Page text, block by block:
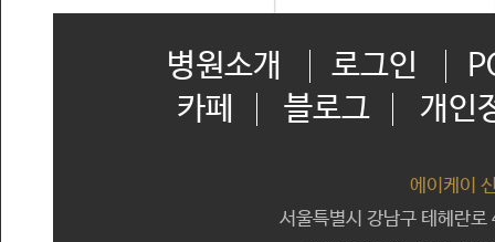
병원소개 로그인
카페
블로그 개인
에이케이
서울특별시 강남구 테헤란